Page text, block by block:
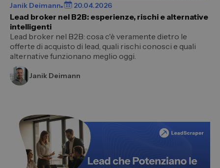
Janik Deimann 20.04.2026
Lead broker nel B2B: esperienze, rischi e alternative
intelligenti
Lead broker nel B2B: cosa c'è veramente dietro le
offerte di acquisto di lead, quali rischi conosci e quali
alternative funzionano meglio oggi.
Janik Deimann